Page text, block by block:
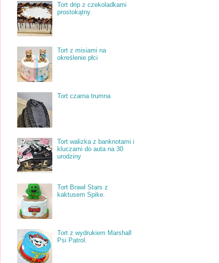
Tort drip z czekoladkami
prostokątny.
Tort z misiami na
określenie płci
Tort czarna trumna
Tort walizka z banknotami i
kluczami do auta na 30
urodziny
Tort Brawl Stars z
kaktusem Spike.
Tort z wydrukiem Marshall
Psi Patrol.